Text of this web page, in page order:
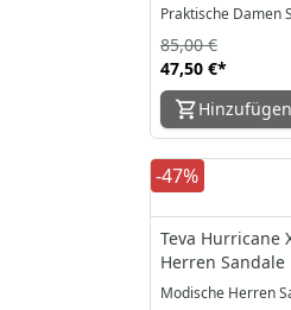
Praktische Damen
47,50 €*
85,00 €
Hinzufügen
-47%
Teva Hurricane
Herren Sandale
Modische Herren